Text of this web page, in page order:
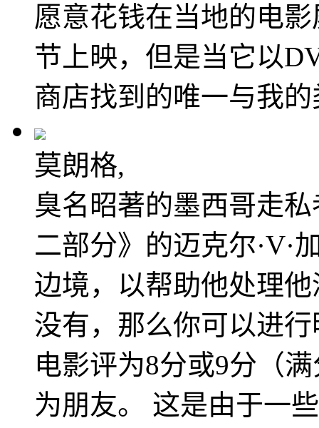
愿意花钱在当地的电
节上映，但是当它以
商店找到的唯一与我
莫朗格,
臭名昭著的墨西哥走
二部分》的迈克尔·V·
边境，以帮助他处理
没有，那么你可以进
电影评为8分或9分（
为朋友。 这是由于一